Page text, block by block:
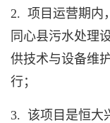
2. 项目运营期内
同心县污水处理
供技术与设备维
行；
3. 该项目是恒大